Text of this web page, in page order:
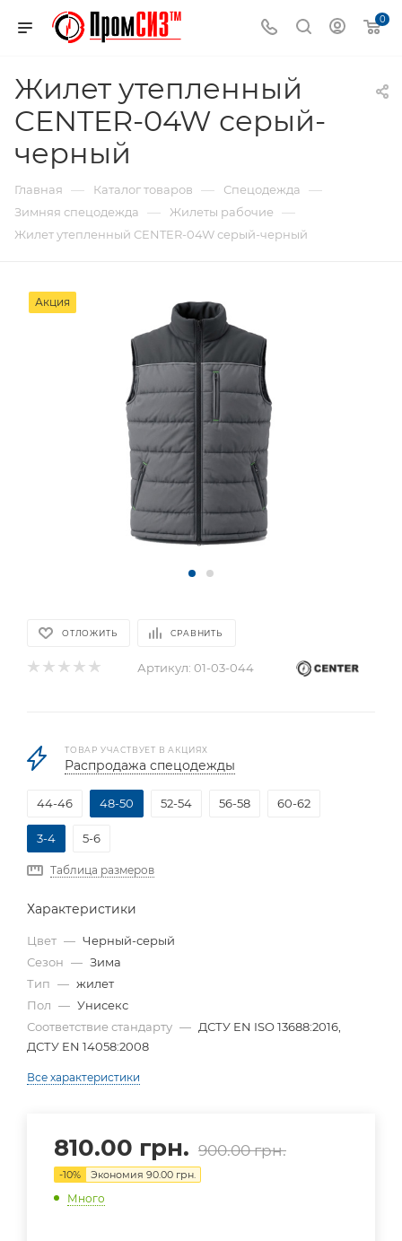
0
Жилет утепленный
CENTER-04W серый-
черный
Главная — Каталог товаров — Спецодежда —
Зимняя спецодежда — Жилеты рабочие —
Жилет утепленный CENTER-04W серый-черный
Акция
ОТЛОЖИТЬ СРАВНИТЬ
Артикул: 01-03-044
ТОВАР УЧАСТВУЕТ В АКЦИЯХ
Распродажа спецодежды
44-46 48-50 52-54 56-58 60-62
3-4 5-6
Таблица размеров
Характеристики
Цвет — Черный-серый
Сезон — Зима
Тип — жилет
Пол — Унисекс
Соответствие стандарту — ДСТУ EN ISO 13688:2016,
ДСТУ EN 14058:2008
Все характеристики
810.00 грн. 900.00грн.
-10% Экономия 90.00 грн.
Много